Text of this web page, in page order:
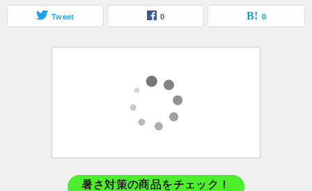
Tweet 0 0
暑さ対策の商品をチェック！